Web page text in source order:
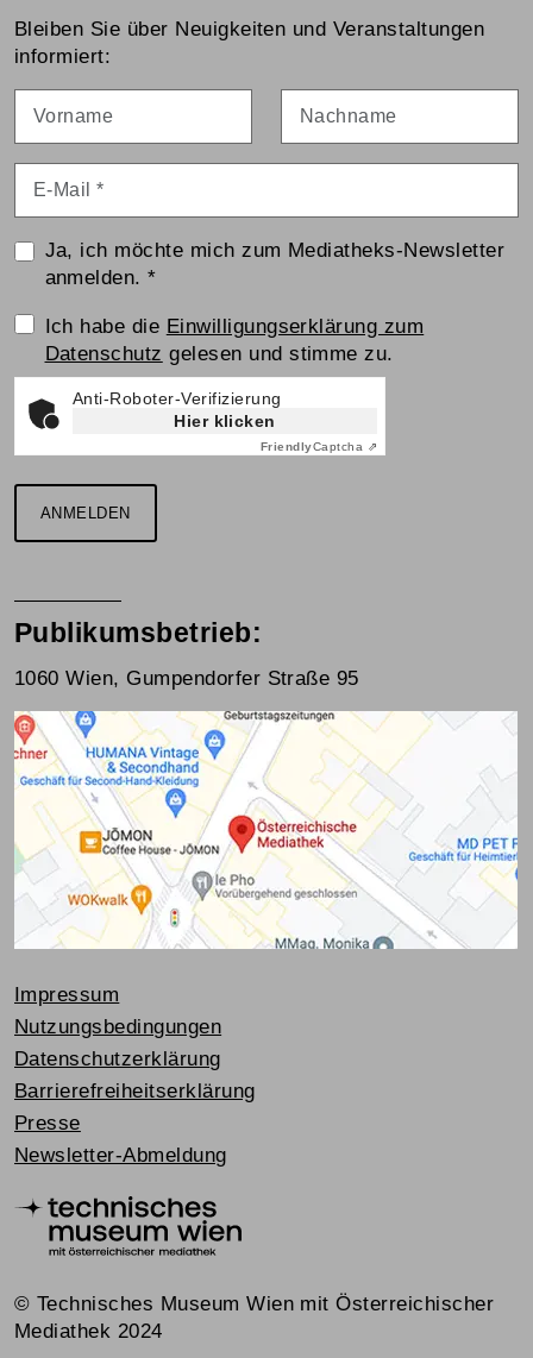
Bleiben Sie über Neuigkeiten und Veranstaltungen
informiert:
Ja, ich möchte mich zum Mediatheks-Newsletter
anmelden.*
Einwilligungserklärung
Ich habe die Einwilligungserklärung zum
Datenschutz gelesen und stimme zu.
Anti-Roboter-Verifizierung
Hier klicken
FriendlyCaptcha ⇗
ANMELDEN
Publikumsbetrieb:
1060 Wien, Gumpendorfer Straße 95
Impressum
Nutzungsbedingungen
Datenschutzerklärung
Barrierefreiheitserklärung
Presse
Newsletter-Abmeldung
© Technisches Museum Wien mit Österreichischer
Mediathek 2024